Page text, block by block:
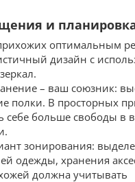
и
оптимальным
дизайн с
– ваш союзник:
полки. В просторных
себе больше свободы в
зонирования:
одежды, хранения
должна учитывать